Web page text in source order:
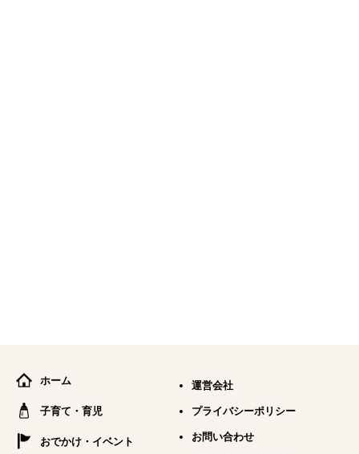
ホーム
子育て・育児
おでかけ・イベント
運営会社
プライバシーポリシー
お問い合わせ